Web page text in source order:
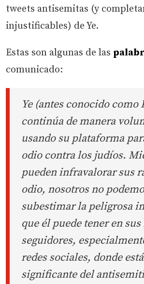
tweets antisemitas (y
injustificables) de Ye.
Estas son algunas de las
comunicado:
Ye (antes conocido como
continúa de manera
usando su plataforma
odio contra los judíos.
pueden infravalorar sus
odio, nosotros no
subestimar la peligrosa
que él puede tener en
seguidores,
redes sociales, donde
significante del